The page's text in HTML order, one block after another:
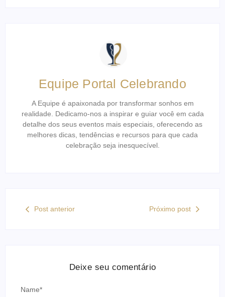
Equipe Portal Celebrando
A Equipe é apaixonada por transformar sonhos em
realidade. Dedicamo-nos a inspirar e guiar você em cada
detalhe dos seus eventos mais especiais, oferecendo as
melhores dicas, tendências e recursos para que cada
celebração seja inesquecível.
Post anterior Próximo post
Deixe seu comentário
Name*